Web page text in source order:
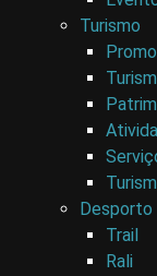
Turismo
Desporto
Trail
Rali